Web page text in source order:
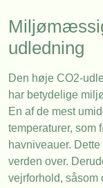
udledning
Den høje CO2-
har betydelige
En af de mest
temperaturer, som
havniveauer.
verden over.
vejrforhold, såsom